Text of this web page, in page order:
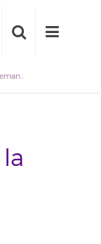
Oferta formativa con comienzo en la semana del 9 de julio de 2018